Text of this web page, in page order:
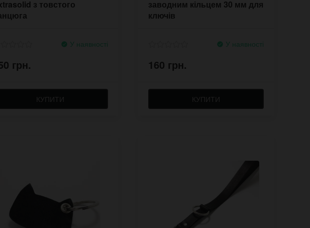
з товстого
У наявності
грн.
КУПИТИ
заводним кільцем 30 мм для
ключів
У наявності
160 грн.
КУПИТИ